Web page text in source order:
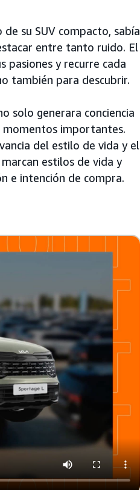
su SUV compacto, sabía
entre tanto ruido. El
pasiones y recurre cada
también para descubrir.
solo generara conciencia
momentos importantes.
del estilo de vida y el
estilos de vida y
e intención de compra.